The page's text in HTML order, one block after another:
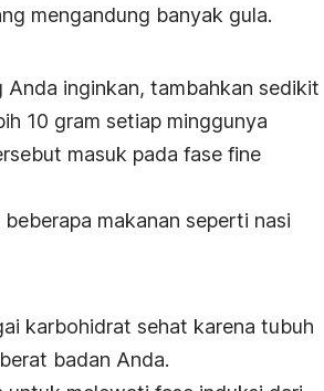
mengandung banyak gula.
Anda inginkan, tambahkan sedikit
10 gram setiap minggunya
masuk pada fase fine
makanan seperti nasi
karbohidrat sehat karena tubuh
badan Anda.